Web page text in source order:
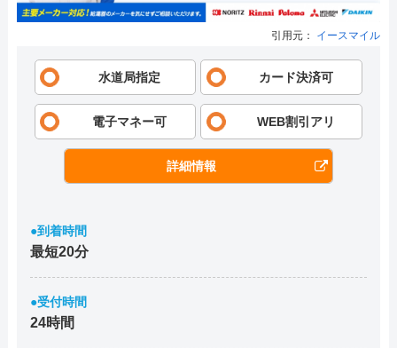
引用元： イースマイル
水道局指定 カード決済可
電子マネー可 WEB割引アリ
詳細情報
●到着時間
最短20分
●受付時間
24時間